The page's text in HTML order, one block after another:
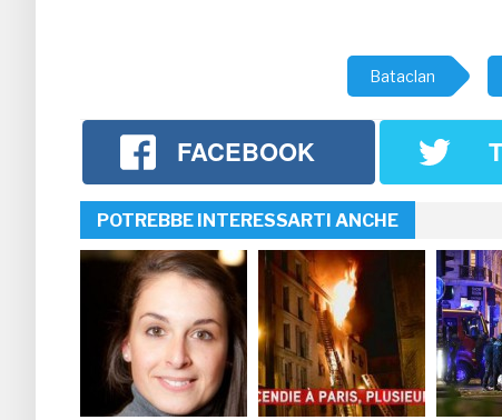
Bataclan
FACEBOOK
POTREBBE INTERESSARTI ANCHE